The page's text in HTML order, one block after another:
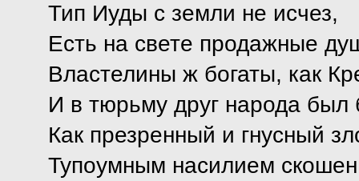
Тип Иуды с земли не исчез,
Есть на свете продажные
Властелины ж богаты, как
И в тюрьму друг народа был
Как презренный и гнусный
Тупоумным насилием скошен